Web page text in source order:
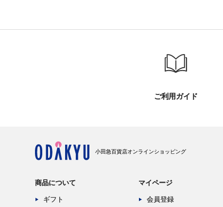
ご利用ガイド
小田急百貨店オンラインショッピング
商品について
ギフト
マイページ
会員登録